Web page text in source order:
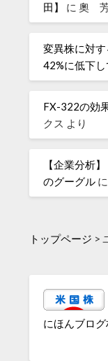
田】
に奧
変異株に対
42%に低下し
FX-322の効
クス より
【企業分析
のグーグル
トップページ >
にほんブロ